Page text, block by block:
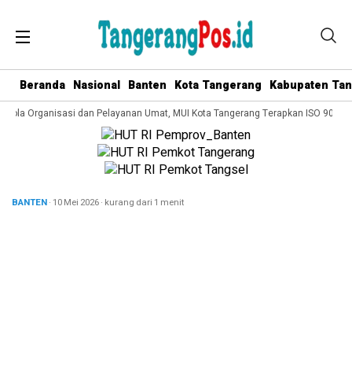
Beranda Nasional Banten Kota Tangerang Kabupaten
Organisasi dan Pelayanan Umat, MUI Kota Tangerang Terapkan ISO
BANTEN· 10 Mei 2026· kurang dari 1 menit